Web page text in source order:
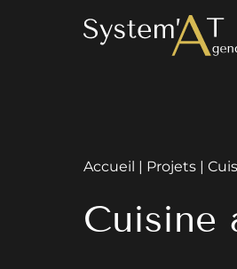
Accueil | Projets |
Cuisine